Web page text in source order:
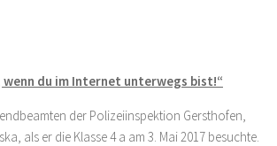
wenn du im Internet unterwegs bist!“
der Polizeiinspektion Gersthofen,
als er die Klasse 4 a am 3. Mai 2017 besuchte.